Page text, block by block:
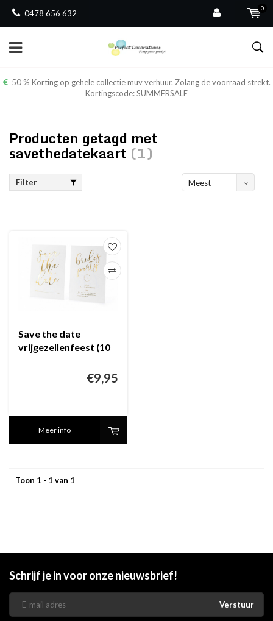
0478 656 632
0
50 % Korting op gehele collectie muv verhuur. Zolang de voorraad strekt.
Kortingscode: SUMMERSALE
Producten getagd met
savethedatekaart (1)
Filter
Meest
Save the date
vrijgezellenfeest (10
€9,95
Meer info
Toon 1 - 1 van 1
Schrijf je in voor onze nieuwsbrief!
Verstuur